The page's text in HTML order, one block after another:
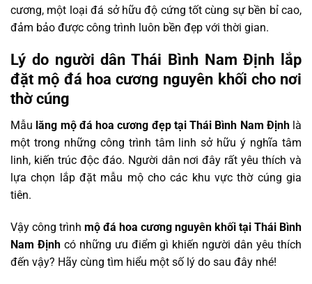
cương, một loại đá sở hữu độ cứng tốt cùng sự bền bỉ cao,
đảm bảo được công trình luôn bền đẹp với thời gian.
Lý do người dân Thái Bình Nam Định lắp
đặt mộ đá hoa cương nguyên khối cho nơi
thờ cúng
Mẫu lăng mộ đá hoa cương đẹp tại Thái Bình Nam Địnhlà
một trong những công trình tâm linh sở hữu ý nghĩa tâm
linh, kiến trúc độc đáo. Người dân nơi đây rất yêu thích và
lựa chọn lắp đặt mẫu mộ cho các khu vực thờ cúng gia
tiên.
Vậy công trình mộ đá hoa cương nguyên khối tại Thái Bình
Nam Địnhcó những ưu điểm gì khiến người dân yêu thích
đến vậy? Hãy cùng tìm hiểu một số lý do sau đây nhé!